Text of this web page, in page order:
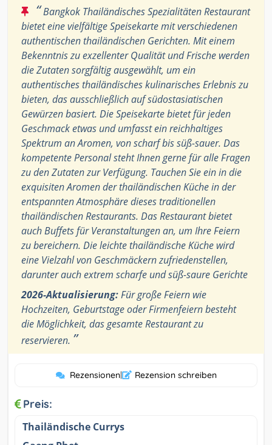
“Bangkok Thailändisches Spezialitäten Restaurant
bietet eine vielfältige Speisekarte mit verschiedenen
authentischen thailändischen Gerichten. Mit einem
Bekenntnis zu exzellenter Qualität und Frische werden
die Zutaten sorgfältig ausgewählt, um ein
authentisches thailändisches kulinarisches Erlebnis zu
bieten, das ausschließlich auf südostasiatischen
Gewürzen basiert. Die Speisekarte bietet für jeden
Geschmack etwas und umfasst ein reichhaltiges
Spektrum an Aromen, von scharf bis süß-sauer. Das
kompetente Personal steht Ihnen gerne für alle Fragen
zu den Zutaten zur Verfügung. Tauchen Sie ein in die
exquisiten Aromen der thailändischen Küche in der
entspannten Atmosphäre dieses traditionellen
thailändischen Restaurants. Das Restaurant bietet
auch Buffets für Veranstaltungen an, um Ihre Feiern
zu bereichern. Die leichte thailändische Küche wird
eine Vielzahl von Geschmäckern zufriedenstellen,
darunter auch extrem scharfe und süß-saure Gerichte
2026-Aktualisierung:Für große Feiern wie
Hochzeiten, Geburtstage oder Firmenfeiern besteht
die Möglichkeit, das gesamte Restaurant zu
reservieren. ”
Rezensionen| Rezension schreiben
Preis:
Thailändische Currys